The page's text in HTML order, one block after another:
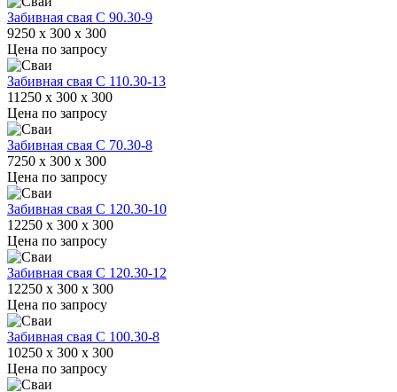
Забивная свая С 90.30-9
9250 x 300 x 300
Цена по запросу
Забивная свая С 110.30-13
11250 x 300 x 300
Цена по запросу
Забивная свая С 70.30-8
7250 x 300 x 300
Цена по запросу
Забивная свая С 120.30-10
12250 x 300 x 300
Цена по запросу
Забивная свая С 120.30-12
12250 x 300 x 300
Цена по запросу
Забивная свая С 100.30-8
10250 x 300 x 300
Цена по запросу